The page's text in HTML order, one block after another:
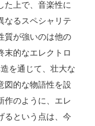
た上で、音楽性に
なるスペシャリテ
質が強いのは他の
末的なエレクトロ
を通じて、壮大な
図的な物語性を設
作のように、エレ
るという点は、今